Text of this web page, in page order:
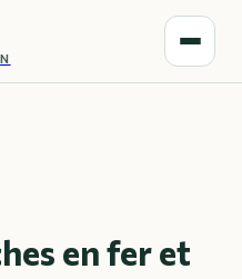
en fer et